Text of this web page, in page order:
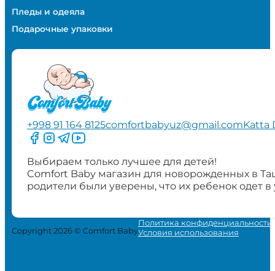
Пледы и одеяла
Подарочные упаковки
+998 91 164 8125comfortbabyuz@gmail.comKatta
Следите за нами на Facebook
Следите за нами в Instagram
Следите за нами в Telegram
Следите за нами в YouTube
Выбираем только лучшее для детей!
Comfort Baby магазин для новорожденных в
родители были уверены, что их ребенок одет
Copyright 2026 © Comfort Baby
Политика конфиденциальности
Условия использования